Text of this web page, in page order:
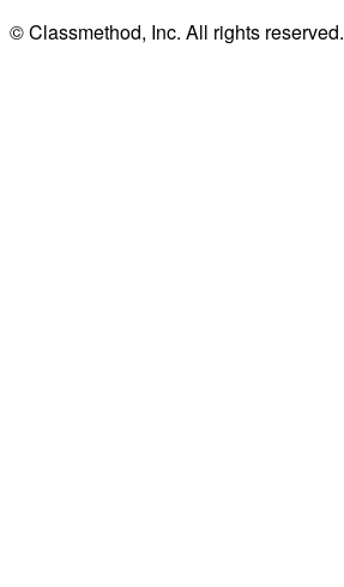
© Classmethod, Inc. All rights reserved.